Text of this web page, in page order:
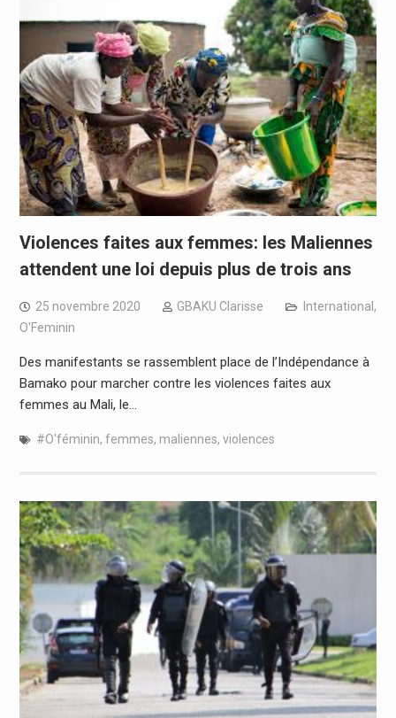
Violences faites aux femmes: les Maliennes
attendent une loi depuis plus de trois ans
25 novembre 2020 GBAKU Clarisse International ,
O'Feminin
Des manifestants se rassemblent place de l’Indépendance à
Bamako pour marcher contre les violences faites aux
femmes au Mali, le…
#O'féminin, femmes, maliennes, violences